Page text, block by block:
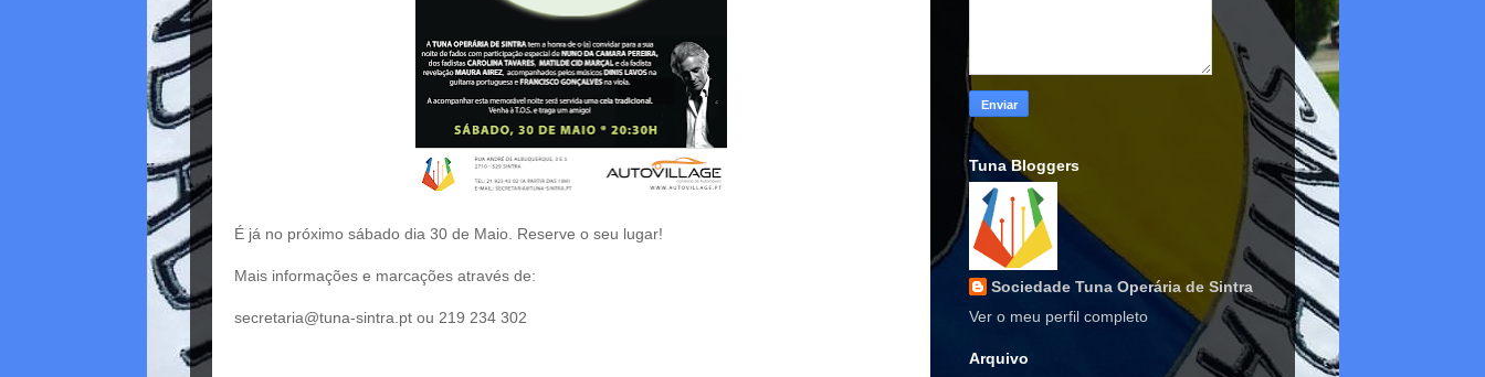
É já no próximo sábado dia 30 de Maio. Reserve o seu lugar!
Mais informações e marcações através de:
secretaria@tuna-sintra.pt ou 219 234 302
Tuna Bloggers
Sociedade Tuna Operária de Sintra
Ver o meu perfil completo
Arquivo